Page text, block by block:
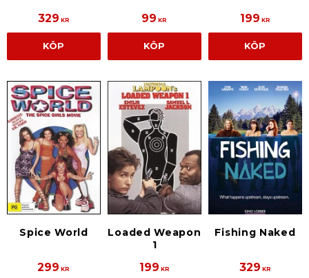
329 KR
KÖP
99 KR
KÖP
199 KR
KÖP
Spice World
299 KR
Loaded Weapon
1
199 KR
Fishing Naked
329 KR